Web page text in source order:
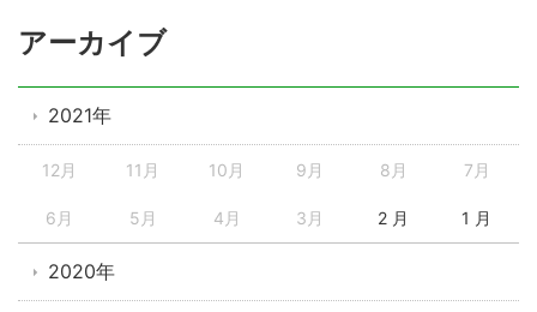
アーカイブ
2021年
12月 11月 10月 9月 8月 7月
6月 5月 4月 3月 2 月 1 月
2020年